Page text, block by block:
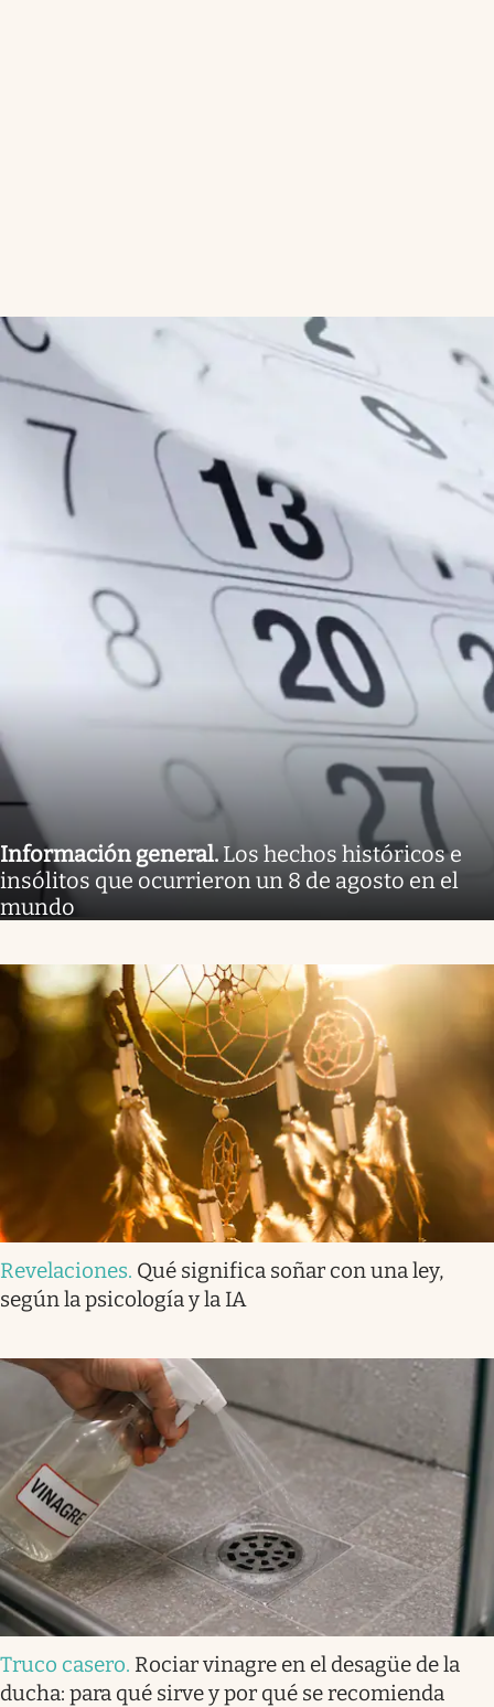
Información general. Los hechos históricos e
insólitos que ocurrieron un 8 de agosto en el
mundo
Revelaciones. Qué significa soñar con una ley,
según la psicología y la IA
Truco casero. Rociar vinagre en el desagüe de la
ducha: para qué sirve y por qué se recomienda